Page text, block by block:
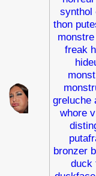
synthol
thon
monstre
freak
greluche
whore
bronzer
duck